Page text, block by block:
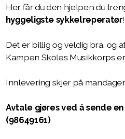
Her får du den hjelpen du
hyggeligste sykkelreperatør!
Det er billig og veldig bra, og
Kampen Skoles Musikkorps
Innlevering skjer på
Avtale gjøres ved å sende en
(98649161)